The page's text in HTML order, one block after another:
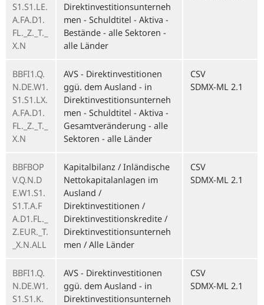
S1.S1.LE.
A.FA.D1.
FL._Z._T._
X.N
Direktinvestitionsunterneh
men - Schuldtitel - Aktiva -
Bestände - alle Sektoren -
alle Länder
BBFI1.Q.
N.DE.W1.
S1.S1.LX.
A.FA.D1.
FL._Z._T._
X.N
AVS - Direktinvestitionen
ggü. dem Ausland - in
Direktinvestitionsunterneh
men - Schuldtitel - Aktiva -
Gesamtveränderung - alle
Sektoren - alle Länder
CSV
SDMX-ML 2.1
BBFBOP
V.Q.N.D
E.W1.S1.
S1.T.A.F
A.D1.FL._
Z.EUR._T.
_X.N.ALL
Kapitalbilanz / Inländische
Nettokapitalanlagen im
Ausland /
Direktinvestitionen /
Direktinvestitionskredite /
Direktinvestitionsunterneh
men / Alle Länder
CSV
SDMX-ML 2.1
BBFI1.Q.
N.DE.W1.
S1.S1.K.
AVS - Direktinvestitionen
ggü. dem Ausland - in
Direktinvestitionsunterneh
CSV
SDMX-ML 2.1